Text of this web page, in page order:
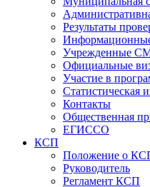
Результаты
Учрежденные
Официальные
Участие в
Статистическая
Контакты
Общественная
ЕГИССО
КСП
Положение о
Руководитель
Регламент КСП